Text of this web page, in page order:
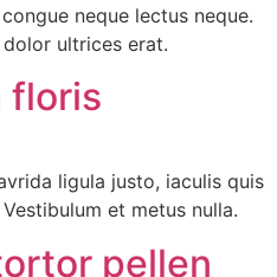
neque lectus neque.
ultrices erat.
floris
ligula justo, iaculis quis
et metus nulla.
pellen